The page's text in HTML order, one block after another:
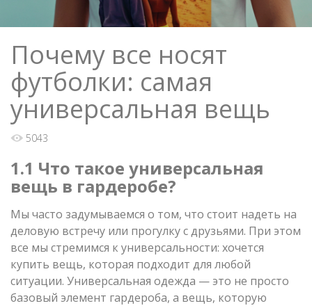
Почему все носят
футболки: самая
универсальная вещь
5043
1.1 Что такое универсальная
вещь в гардеробе?
Мы часто задумываемся о том, что стоит надеть на
деловую встречу или прогулку с друзьями. При этом
все мы стремимся к универсальности: хочется
купить вещь, которая подходит для любой
ситуации. Универсальная одежда — это не просто
базовый элемент гардероба, а вещь, которую